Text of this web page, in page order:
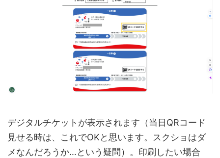
デジタルチケットが表示されます（当日QRコード
見せる時は、これでOKと思います。スクショはダ
メなんだろうか…という疑問）。印刷したい場合